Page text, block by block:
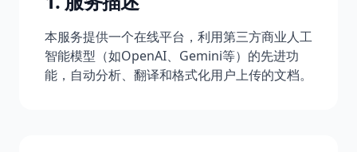
本服务提供一个在线平台，利用第三方商业人工
智能模型（如OpenAI、Gemini等）的先进功
能，自动分析、翻译和格式化用户上传的文档。